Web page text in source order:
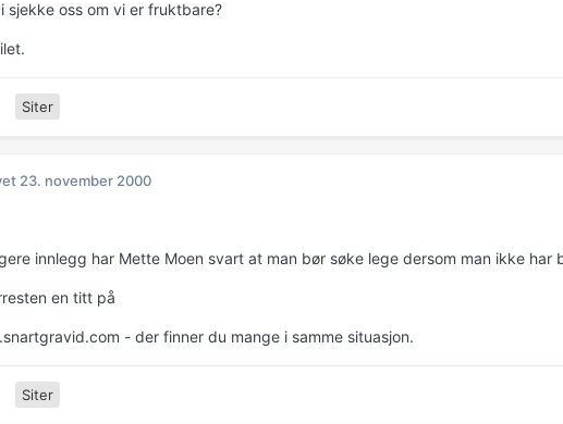
sjekke oss om vi er fruktbare?
Siter
23. november 2000
innlegg har Mette Moen svart at man bør søke lege dersom man ikke har
en titt på
- der finner du mange i samme situasjon.
Siter